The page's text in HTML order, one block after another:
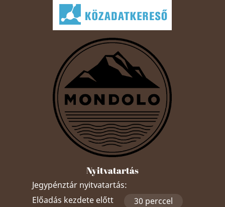
Nyitvatartás
Jegypénztár nyitvatartás:
Előadás kezdete előtt
30 perccel